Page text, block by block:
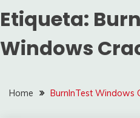
Etiqueta:
Windows
Home BurnInTest Windows